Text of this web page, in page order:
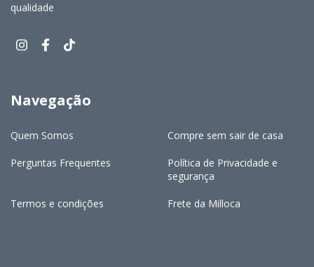
qualidade
Navegação
Quem Somos Compre sem sair de casa
Perguntas Frequentes
Política de Privacidade e
segurança
Termos e condições Frete da Milloca